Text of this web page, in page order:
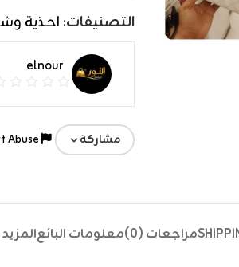
التصنيفات:احذية
elnour
مشاركة
مراجعات (0) معلومات البائع